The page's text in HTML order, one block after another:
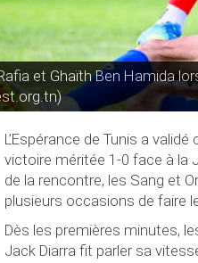
et Ghaïth Ben Hamida
L’Espérance de Tunis a
victoire méritée 1-0 face à la
de la rencontre, les Sang et
plusieurs occasions de faire
Dès les premières minutes,
Jack Diarra fit parler sa